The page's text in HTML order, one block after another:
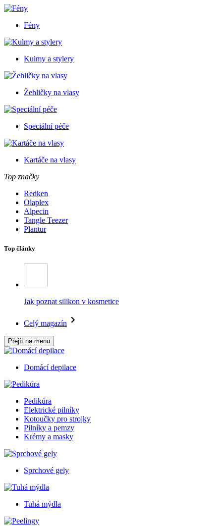
Fény
Kulmy a stylery
Žehličky na vlasy
Speciální péče
Kartáče na vlasy
Top značky
Redken
Olaplex
Alpecin
Tangle Teezer
Plantur
Top články
Jak poznat silikon v kosmetice
Celý magazín
Přejít na menu
Domácí depilace
Pedikúra
Elektrické pilníky
Kotoučky pro strojky
Pilníky a pemzy
Krémy a masky
Sprchové gely
Tuhá mýdla